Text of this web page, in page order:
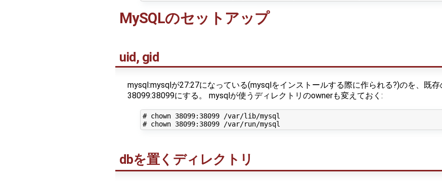
MySQLのセットアップ
uid, gid
mysql:mysqlが27:27になっている(mysqlをインストールする際に作られる?)のを、既
38099:38099にする。 mysqlが使うディレクトリのownerも変えておく:
# chown 38099:38099 /var/lib/mysql
dbを置くディレクトリ